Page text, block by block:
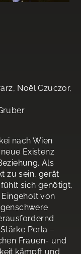
Noël Czuczor,
nach Wien
Existenz
Als
zu sein, gerät
sich genötigt,
von
Perla –
Frauen- und
kämpft und